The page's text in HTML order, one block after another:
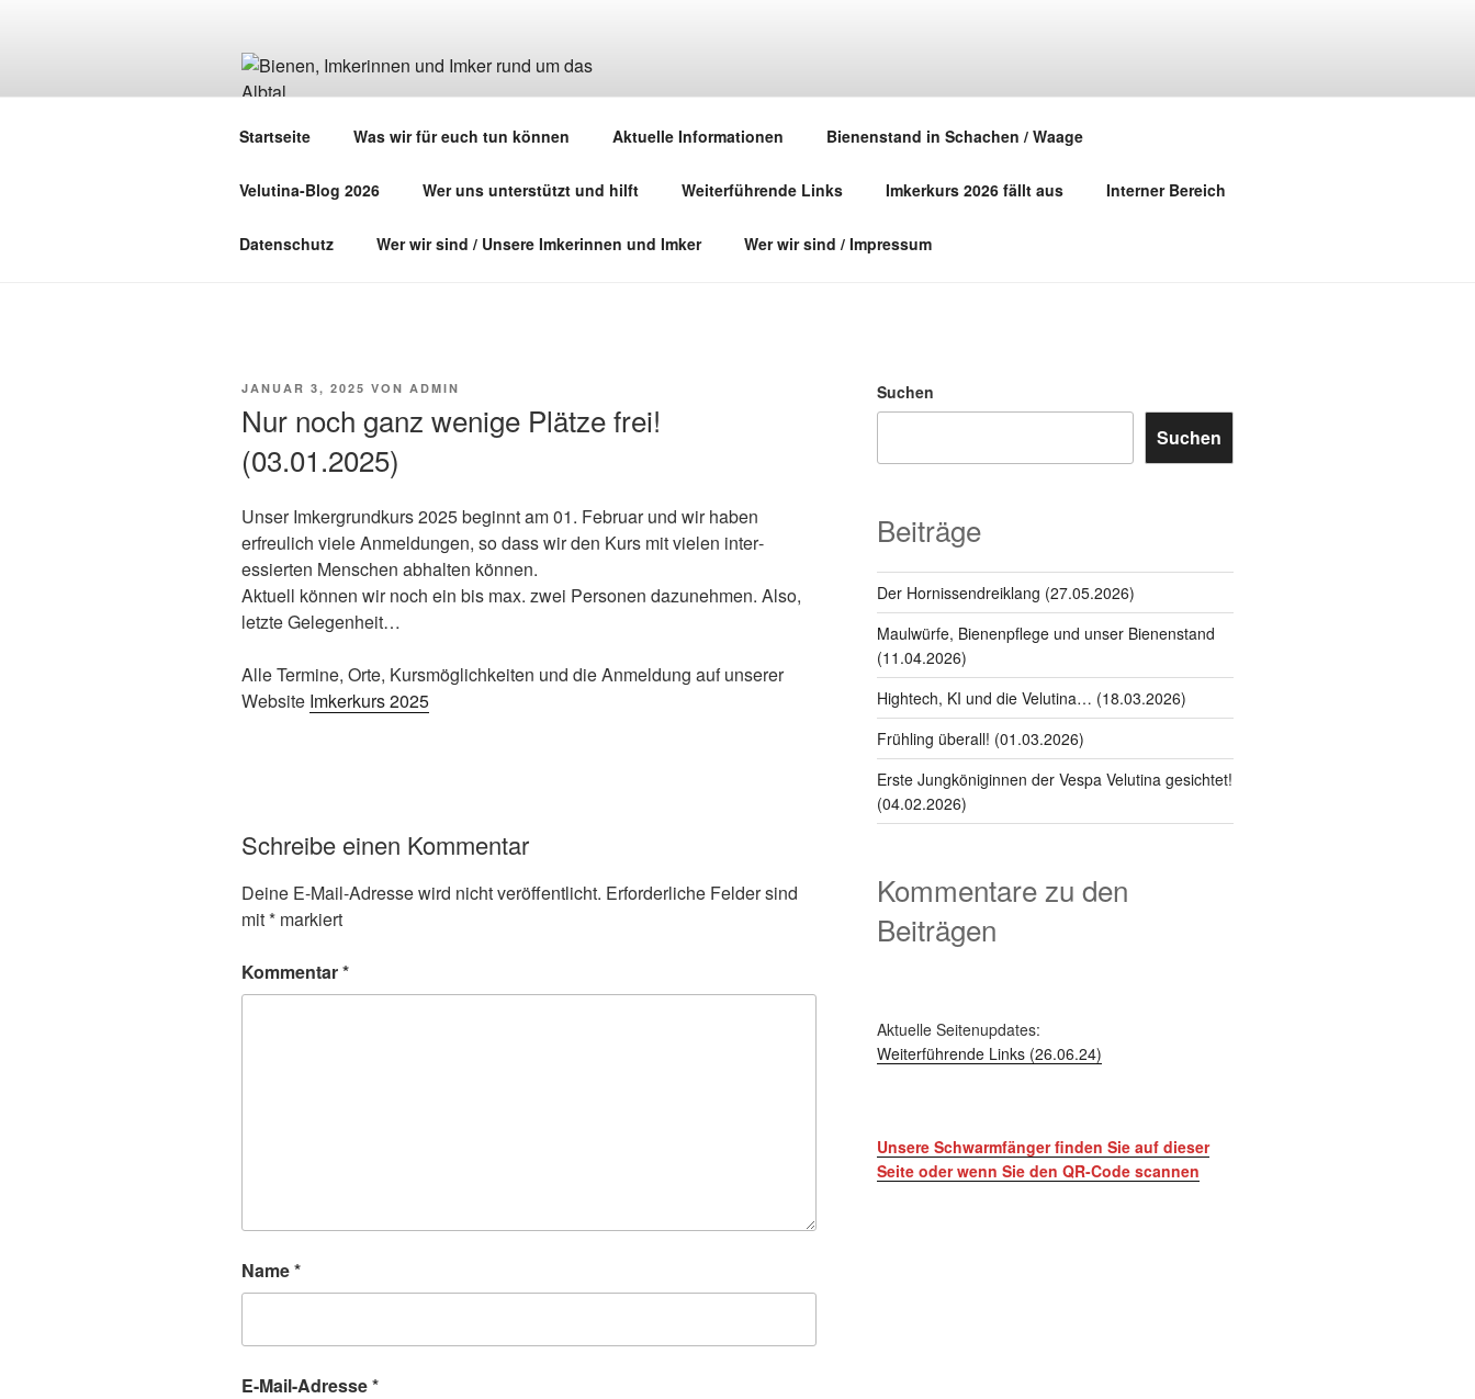
BIENEN, IMKERINNEN UND IMKER RUND UM
DAS ALBTAL...
Startseite Was wir für euch tun können Aktuelle Informationen Bienenstand in Schachen / Waage
Velutina-Blog 2026 Wer uns unterstützt und hilft Weiterführende Links Imkerkurs 2026 fällt aus Interner Bereich
Datenschutz Wer wir sind / Unsere Imkerinnen und Imker Wer wir sind / Impressum
VERÖFFENTLICHT
JANUAR 3, 2025 VON ADMIN
Nur noch ganz wenige Plätze frei!
(03.01.2025)
Unser Imk­er­grund­kurs 2025 begin­nt am 01. Feb­ru­ar und wir haben
erfreulich viele Anmel­dun­gen, so dass wir den Kurs mit vie­len inter­
essierten Men­schen abhal­ten kön­nen.
Aktuell kön­nen wir noch ein bis max. zwei Per­so­n­en dazunehmen. Also,
let­zte Gele­gen­heit…
Alle Ter­mine, Orte, Kursmöglichkeit­en und die Anmel­dung auf unser­er
Web­site Imk­erkurs 2025
Schreibe einen Kommentar
Deine E-Mail-Adresse wird nicht veröffentlicht. Erforderliche Felder sind
mit* markiert
Kommentar*
Name*
E-Mail-Adresse*
Suchen
Suchen
Beiträge
Der Hornissendreiklang (27.05.2026)
Maulwürfe, Bienenpflege und unser Bienenstand
(11.04.2026)
Hightech, KI und die Velutina… (18.03.2026)
Frühling überall! (01.03.2026)
Erste Jungköniginnen der Vespa Velutina gesichtet!
(04.02.2026)
Kommentare zu den
Beiträgen
Aktuelle Seitenupdates:
Weiterführende Links (26.06.24)
Unsere Schwarmfänger finden Sie auf dieser
Seite oder wenn Sie den QR-Code scannen